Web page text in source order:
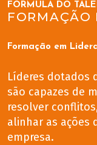
FÓRMULA DO
FORMAÇÃO
Formação em
Líderes dotados
são capazes de
resolver
alinhar as ações
empresa.